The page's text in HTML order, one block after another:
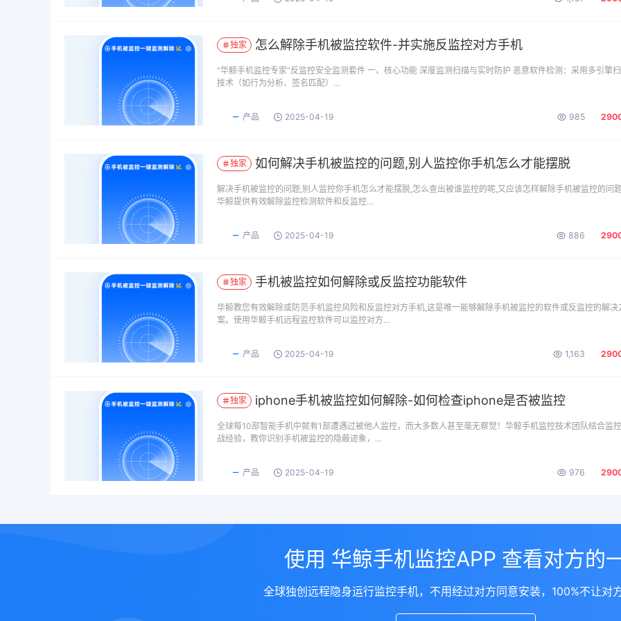
独家 怎么解除手机被监控软件-并实施反监控对方手机
​“华鲸手机监控专家”反监控安全监测套件 一、核心功能 ​深度监测扫描与实时防护 ​恶意软件检测：采用多引擎
技术（如行为分析、签名匹配）…
产品 2025-04-19 985
独家 如何解决手机被监控的问题,别人监控你手机怎么才能摆脱
解决手机被监控的问题,别人监控你手机怎么才能摆脱,怎么查出被谁监控的呢,又应该怎样解除手机被监控的问
华鲸提供有效解除监控检测软件和反监控…
产品 2025-04-19 886
独家 手机被监控如何解除或反监控功能软件
华鲸教您有效解除或防范手机监控风险和反监控对方手机,这是唯一能够解除手机被监控的软件或反监控的解决
案。使用华鲸手机远程监控软件可以监控对方…
产品 2025-04-19 1,163
独家 iphone手机被监控如何解除-如何检查iphone是否被监控
全球每10部智能手机中就有1部遭遇过被他人监控，而大多数人甚至毫无察觉！华鲸手机监控技术团队结合监
战经验，教你识别手机被监控的隐蔽迹象，…
产品 2025-04-19 976
使用 华鲸手机监控APP 查看对方的
全球独创远程隐身运行监控手机，不用经过对方同意安装，100%不让对